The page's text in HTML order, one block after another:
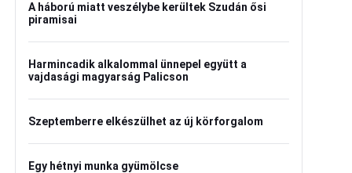
A háború miatt veszélybe kerültek Szudán ősi
piramisai
Harmincadik alkalommal ünnepel együtt a
vajdasági magyarság Palicson
Szeptemberre elkészülhet az új körforgalom
Egy hétnyi munka gyümölcse